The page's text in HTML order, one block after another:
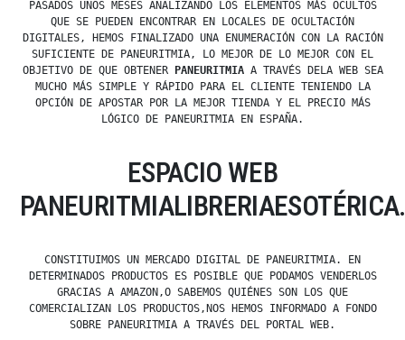
PASADOS UNOS MESES ANALIZANDO LOS ELEMENTOS MÁS OCULTOS
QUE SE PUEDEN ENCONTRAR EN LOCALES DE OCULTACIÓN
DIGITALES, HEMOS FINALIZADO UNA ENUMERACIÓN CON LA RACIÓN
SUFICIENTE DE PANEURITMIA, LO MEJOR DE LO MEJOR CON EL
OBJETIVO DE QUE OBTENER PANEURITMIAA TRAVÉS DELA WEB SEA
MUCHO MÁS SIMPLE Y RÁPIDO PARA EL CLIENTE TENIENDO LA
OPCIÓN DE APOSTAR POR LA MEJOR TIENDA Y EL PRECIO MÁS
LÓGICO DE PANEURITMIA EN ESPAÑA.
ESPACIO WEB
CONSTITUIMOS UN MERCADO DIGITAL DE PANEURITMIA. EN
DETERMINADOS PRODUCTOS ES POSIBLE QUE PODAMOS VENDERLOS
GRACIAS A AMAZON,O SABEMOS QUIÉNES SON LOS QUE
COMERCIALIZAN LOS PRODUCTOS,NOS HEMOS INFORMADO A FONDO
SOBRE PANEURITMIA A TRAVÉS DEL PORTAL WEB.